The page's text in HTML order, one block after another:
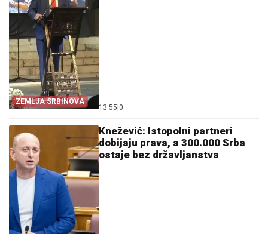
ZEMLJA SRBINOVA
13:55 0
Knežević: Istopolni partneri
dobijaju prava, a 300.000 Srba
ostaje bez državljanstva